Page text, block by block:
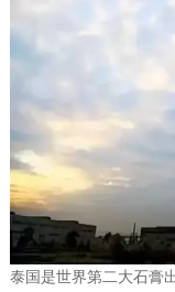
泰国是世界第二大石膏